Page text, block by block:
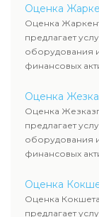
определяют
рассчитывают
требованиям
сделок,
Оценка
Оценка
предлагает
оборудования
финансовых
оценка
определяют
рассчитывают
требованиям
сделок,
Оценка
Оценка
предлагает
оборудования
финансовых
оценка
определяют
рассчитывают
требованиям
Оценка
Оценка
предлагает